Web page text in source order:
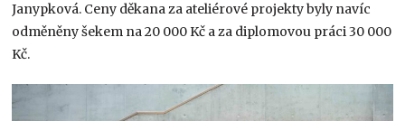
Janypková. Ceny děkana za ateliérové projekty byly navíc
odměněny šekem na 20 000 Kč a za diplomovou práci 30 000
Kč.